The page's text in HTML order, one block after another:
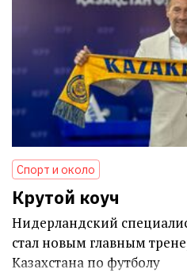
Спорт и около
Крутой коуч
Нидерландский
стал новым главным
Казахстана по футболу